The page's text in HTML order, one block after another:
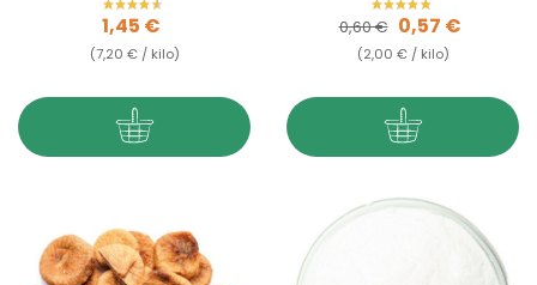
Prix
1,45 €
(7,20 € / kilo)
Prix de base
0,60 € Prix
0,57 €
(2,00 € / kilo)